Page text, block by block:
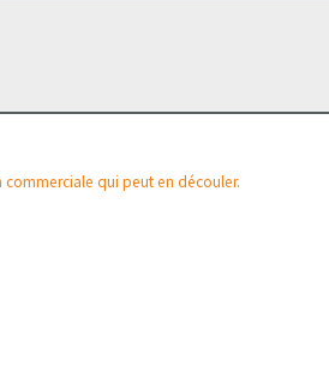
qui peut en découler.